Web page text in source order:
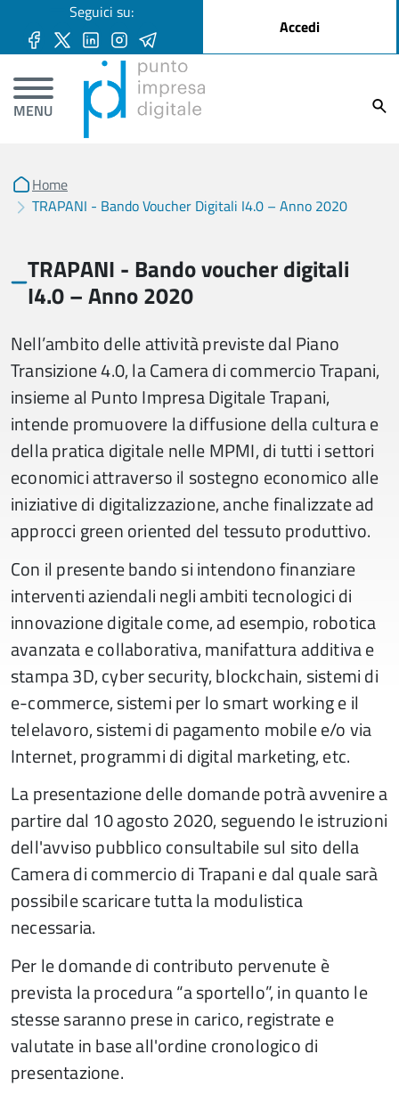
Seguici su: User account menu
Accedi
MENU
Home
TRAPANI - Bando Voucher Digitali I4.0 – Anno 2020
TRAPANI - Bando voucher digitali
I4.0 – Anno 2020
Nell’ambito delle attività previste dal Piano
Transizione 4.0, la Camera di commercio Trapani,
insieme al Punto Impresa Digitale Trapani,
intende promuovere la diffusione della cultura e
della pratica digitale nelle MPMI, di tutti i settori
economici attraverso il sostegno economico alle
iniziative di digitalizzazione, anche finalizzate ad
approcci green oriented del tessuto produttivo.
Con il presente bando si intendono finanziare
interventi aziendali negli ambiti tecnologici di
innovazione digitale come, ad esempio, robotica
avanzata e collaborativa, manifattura additiva e
stampa 3D, cyber security, blockchain, sistemi di
e-commerce, sistemi per lo smart working e il
telelavoro, sistemi di pagamento mobile e/o via
Internet, programmi di digital marketing, etc.
La presentazione delle domande potrà avvenire a
partire dal 10 agosto 2020, seguendo le istruzioni
dell'avviso pubblico consultabile sul sito della
Camera di commercio di Trapani e dal quale sarà
possibile scaricare tutta la modulistica
necessaria.
Per le domande di contributo pervenute è
prevista la procedura “a sportello”, in quanto le
stesse saranno prese in carico, registrate e
valutate in base all'ordine cronologico di
presentazione.